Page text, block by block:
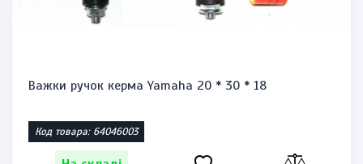
Запальничка бензинова тип zippo "Honda st1300"
Код товара: 1471864623